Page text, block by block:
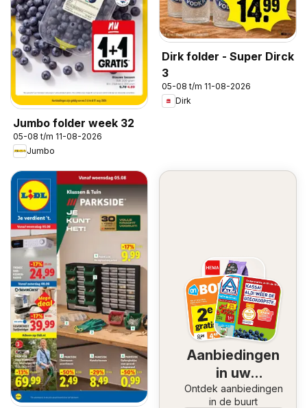
Jumbo folder week 32
05-08 t/m 11-08-2026
Jumbo
Dirk folder - Super Dirck
3
05-08 t/m 11-08-2026
Dirk
Aanbiedingen
in uw
omgeving
Ontdek aanbiedingen
in de buurt